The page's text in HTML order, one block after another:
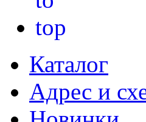
Каталог
Адрес и